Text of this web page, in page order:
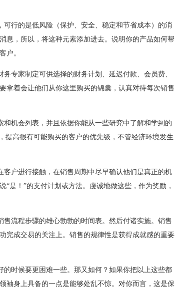
行的是低风险（保护、安全、稳定和节省成本）的消
息，所以，将这种元素添加进去。说明你的产品如何帮
户。
专家制定可供选择的财务计划、延迟付款、会员费、
着会让他们从你这里购买的锦囊，认真对待每次销售
机会列表，并且依据你能从一些研究中了解和学到的
提高很有可能购买的客户的优先级，不管经济环境发生
户进行接触，在销售周期中尽早确认他们是真正的机
是！”的支付计划或方法。虔诚地做这些，作为奖励，
流程步骤的雄心勃勃的时间表。然后付诸实施。销售
完成交易的关注上。销售的规律性是获得成就感的重要
时候要更困难一些。那又如何？如果你把以上这些都
袖身上具备的一点是能够处乱不惊。对你而言，这是保